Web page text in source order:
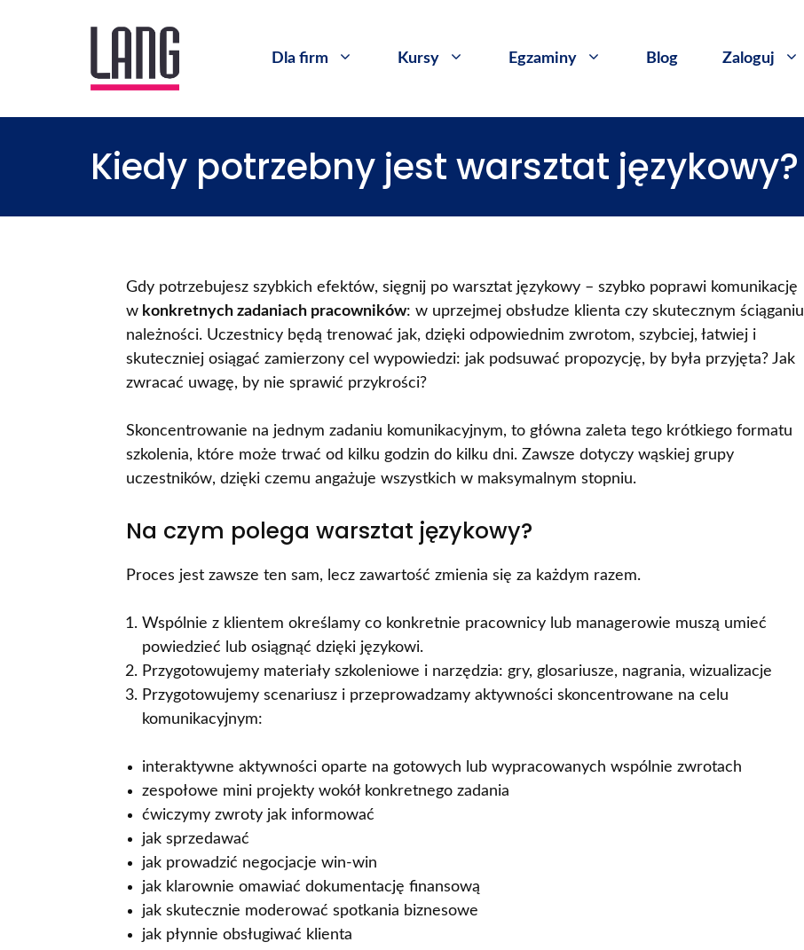
Dla firm Kursy ​Egzaminy Blog Zaloguj
Kiedy potrzebny jest warsztat językowy?
Gdy potrzebujesz szybkich efektów, sięgnij po warsztat językowy – szybko poprawi komunikację
w konkretnych zadaniach pracowników: w uprzejmej obsłudze klienta czy skutecznym ściąganiu
należności. Uczestnicy będą trenować jak, dzięki odpowiednim zwrotom, szybciej, łatwiej i
skuteczniej osiągać zamierzony cel wypowiedzi: jak podsuwać propozycję, by była przyjęta? Jak
zwracać uwagę, by nie sprawić przykrości?
Skoncentrowanie na jednym zadaniu komunikacyjnym, to główna zaleta tego krótkiego formatu
szkolenia, które może trwać od kilku godzin do kilku dni. Zawsze dotyczy wąskiej grupy
uczestników, dzięki czemu angażuje wszystkich w maksymalnym stopniu.
Na czym polega warsztat językowy?
Proces jest zawsze ten sam, lecz zawartość zmienia się za każdym razem.
Wspólnie z klientem określamy co konkretnie pracownicy lub managerowie muszą umieć
powiedzieć lub osiągnąć dzięki językowi.
Przygotowujemy materiały szkoleniowe i narzędzia: gry, glosariusze, nagrania, wizualizacje
Przygotowujemy scenariusz i przeprowadzamy aktywności skoncentrowane na celu
komunikacyjnym:
interaktywne aktywności oparte na gotowych lub wypracowanych wspólnie zwrotach
zespołowe mini projekty wokół konkretnego zadania
ćwiczymy zwroty jak informować
jak sprzedawać
jak prowadzić negocjacje win-win
jak klarownie omawiać dokumentację finansową
jak skutecznie moderować spotkania biznesowe
jak płynnie obsługiwać klienta